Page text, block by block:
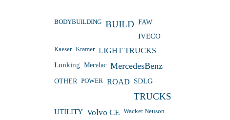
BODYBUILDING BUILD FAW
IVECO
Kaeser Kramer LIGHT TRUCKS
Lonking Mecalac MercedesBenz
OTHER POWER ROAD SDLG
TRUCKS
UTILITY Volvo CE Wacker Neuson